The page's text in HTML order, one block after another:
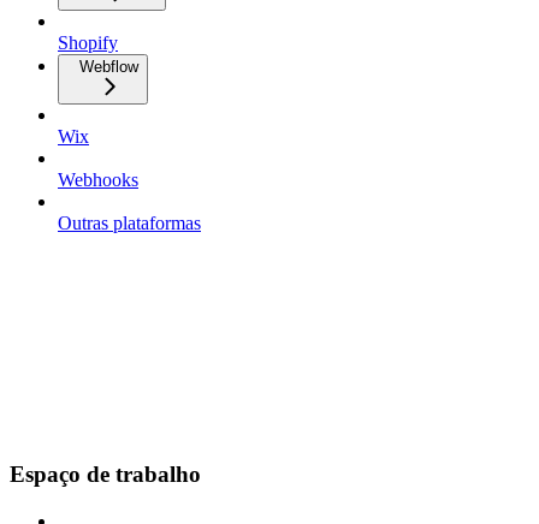
Shopify
Webflow
Wix
Webhooks
Outras plataformas
Espaço de trabalho